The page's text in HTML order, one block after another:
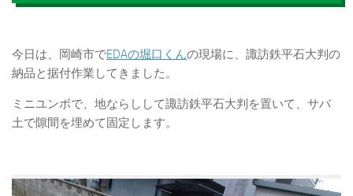
今日は、岡崎市でEDAの堀口くんの現場に、諏訪鉄平石大判の
納品と据付作業してきました。
ミニユンボで、地ならしして諏訪鉄平石大判を置いて、サバ
土で隙間を埋めて固定します。